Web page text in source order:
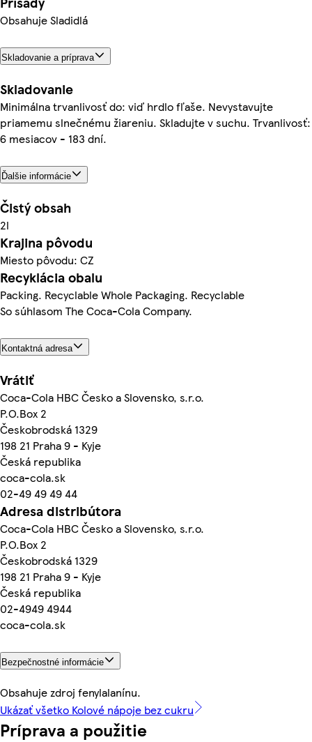
Obsahuje Sladidlá
Skladovanie a príprava
Skladovanie
Minimálna trvanlivosť do: viď hrdlo fľaše. Nevystavujte
priamemu slnečnému žiareniu. Skladujte v suchu. Trvanlivosť:
6 mesiacov - 183 dní.
Ďalšie informácie
Čistý obsah
2l
Krajina pôvodu
Miesto pôvodu: CZ
Recyklácia obalu
Packing. Recyclable Whole Packaging. Recyclable
So súhlasom The Coca-Cola Company.
Kontaktná adresa
Vrátiť
Coca-Cola HBC Česko a Slovensko, s.r.o.
P.O.Box 2
Českobrodská 1329
198 21 Praha 9 - Kyje
Česká republika
coca-cola.sk
02-49 49 49 44
Adresa distribútora
Coca-Cola HBC Česko a Slovensko, s.r.o.
P.O.Box 2
Českobrodská 1329
198 21 Praha 9 - Kyje
Česká republika
02-4949 4944
coca-cola.sk
Bezpečnostné informácie
Obsahuje zdroj fenylalanínu.
Ukázať všetko Kolové nápoje bez cukru
Príprava a použitie